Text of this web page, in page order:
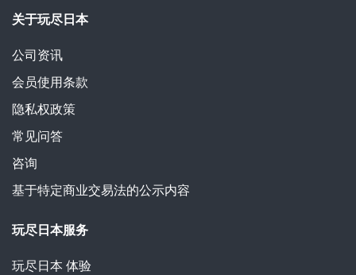
关于玩尽日本
公司资讯
会员使用条款
隐私权政策
常见问答
咨询
基于特定商业交易法的公示内容
玩尽日本服务
玩尽日本 体验